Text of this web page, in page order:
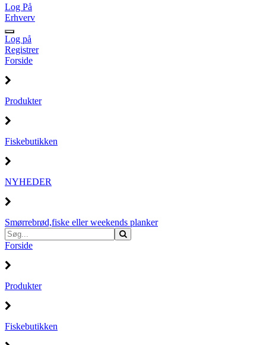
Log På
Erhverv
Log på
Registrer
Forside
Produkter
Fiskebutikken
NYHEDER
Smørrebrød,fiske eller weekends planker
Forside
Produkter
Fiskebutikken